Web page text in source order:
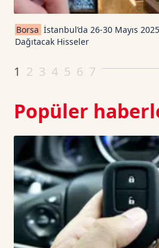
Cardano TetherUS
Borsa İstanbul’da 26-30 Mayıs
Dağıtacak Hisseler
1 2 3 4 5 6 7
Popüler